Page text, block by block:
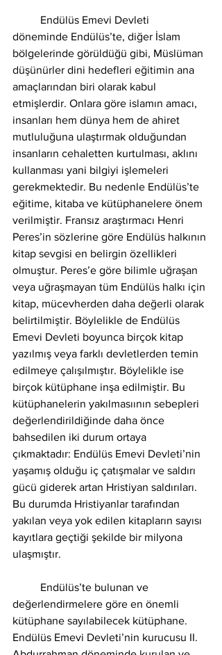
döneminde Endülüs’te, diğer İslam
bölgelerinde görüldüğü gibi, Müslüman
düşünürler dini hedefleri eğitimin ana
amaçlarından biri olarak kabul
etmişlerdir. Onlara göre islamın amacı,
insanları hem dünya hem de ahiret
mutluluğuna ulaştırmak olduğundan
insanların cehaletten kurtulması, aklını
kullanması yani bilgiyi işlemeleri
gerekmektedir. Bu nedenle Endülüs’te
eğitime, kitaba ve kütüphanelere önem
verilmiştir. Fransız araştırmacı Henri
Peres’in sözlerine göre Endülüs halkının
kitap sevgisi en belirgin özellikleri
olmuştur. Peres’e göre bilimle uğraşan
veya uğraşmayan tüm Endülüs halkı için
kitap, mücevherden daha değerli olarak
belirtilmiştir. Böylelikle de Endülüs
Emevi Devleti boyunca birçok kitap
yazılmış veya farklı devletlerden temin
edilmeye çalışılmıştır. Böylelikle ise
birçok kütüphane inşa edilmiştir. Bu
kütüphanelerin yakılmasıının sebepleri
değerlendirildiğinde daha önce
bahsedilen iki durum ortaya
çıkmaktadır: Endülüs Emevi Devleti’nin
yaşamış olduğu iç çatışmalar ve saldırı
gücü giderek artan Hristiyan saldırıları.
Bu durumda Hristiyanlar tarafından
yakılan veya yok edilen kitapların sayısı
kayıtlara geçtiği şekilde bir milyona
ulaşmıştır.
değerlendirmelere göre en önemli
kütüphane sayılabilecek kütüphane.
Endülüs Emevi Devleti’nin kurucusu II.